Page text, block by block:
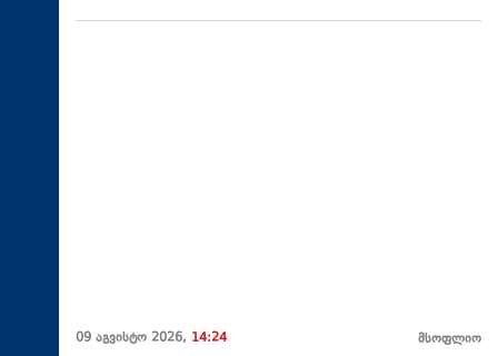
09 აგვისტო 2026, 14:24 მსოფლიო